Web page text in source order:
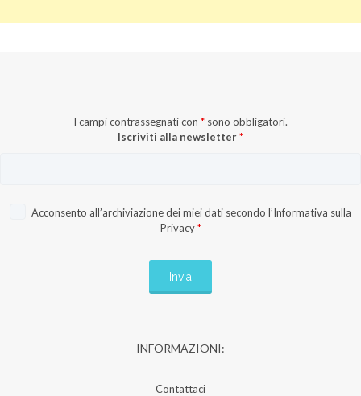
I campi contrassegnati con * sono obbligatori.
Iscriviti alla newsletter*
Acconsento all’archiviazione dei miei dati secondo l’Informativa sulla
Privacy *
INFORMAZIONI:
Contattaci